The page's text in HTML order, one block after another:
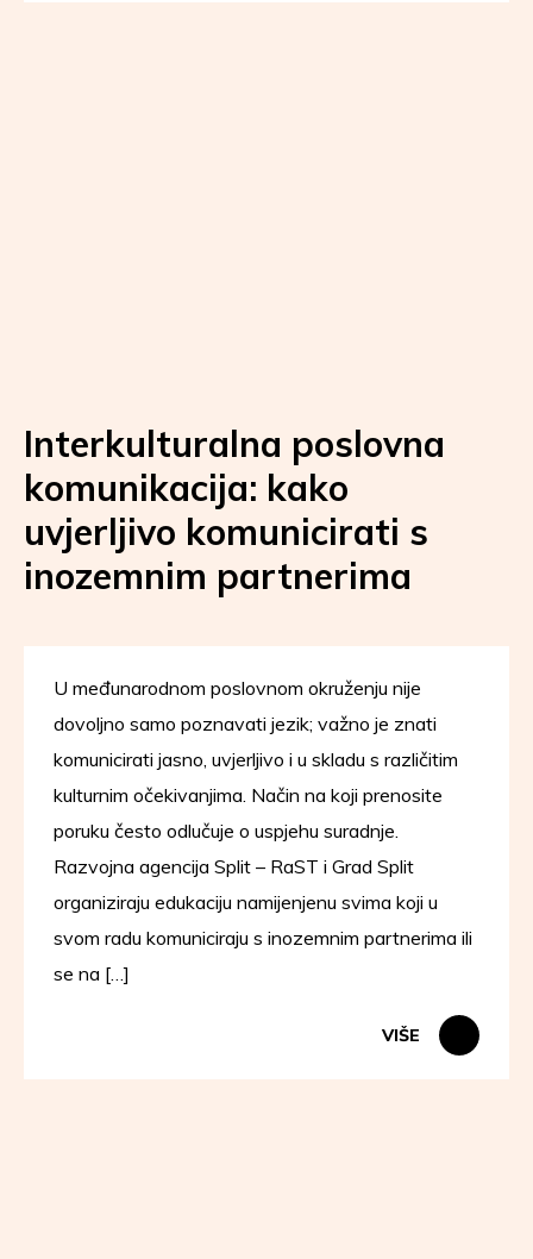
Interkulturalna poslovna
komunikacija: kako
uvjerljivo komunicirati s
inozemnim partnerima
U međunarodnom poslovnom okruženju nije
dovoljno samo poznavati jezik; važno je znati
komunicirati jasno, uvjerljivo i u skladu s različitim
kulturnim očekivanjima. Način na koji prenosite
poruku često odlučuje o uspjehu suradnje.
Razvojna agencija Split – RaST i Grad Split
organiziraju edukaciju namijenjenu svima koji u
svom radu komuniciraju s inozemnim partnerima ili
se na […]
VIŠE